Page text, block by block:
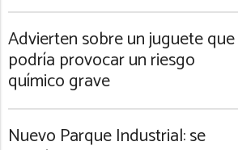
Advierten sobre un juguete que
podría provocar un riesgo
químico grave
Nuevo Parque Industrial: se